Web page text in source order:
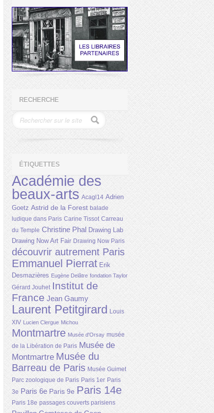
RECHERCHE
ÉTIQUETTES
Académie des
beaux-arts Acagl14 Adrien
Goetz Astrid de la Forest balade
ludique dans Paris Carine Tissot Carreau
du Temple Christine Phal Drawing Lab
Drawing Now Art Fair Drawing Now Paris
découvrir autrement Paris
Emmanuel Pierrat Erik
Desmazières Eugène Delâtre fondation Taylor
Gérard Jouhet Institut de
France Jean Gaumy
Laurent Petitgirard Louis
XIV Lucien Clergue Michou
Montmartre Musée d'Orsay musée
de la Libération de Paris Musée de
Montmartre Musée du
Barreau de Paris Musée Guimet
Parc zoologique de Paris Paris 1er Paris
3e Paris 6e Paris 9e Paris 14e
Paris 18e passages couverts parisiens